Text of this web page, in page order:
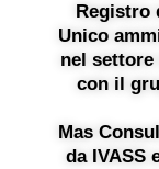
Registro
Unico
nel settore
con il
Mas
da IVASS